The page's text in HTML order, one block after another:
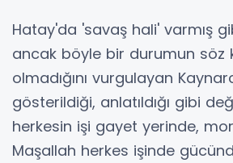
Hatay'da 'savaş hali' varmış
ancak böyle bir durumun söz
olmadığını vurgulayan
gösterildiği, anlatıldığı gibi
herkesin işi gayet yerinde,
Maşallah herkes işinde